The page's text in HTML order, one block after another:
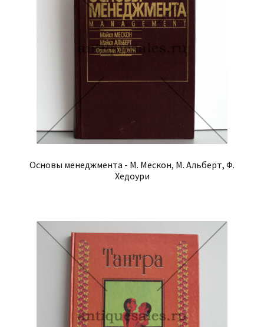
Основы менеджмента - М. Мескон, М. Альберт, Ф.
Хедоури